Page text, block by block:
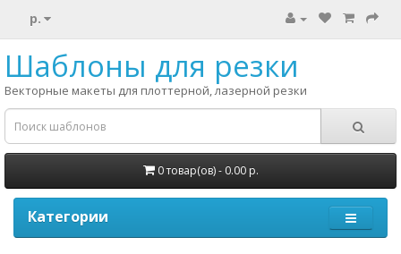
р.
Шаблоны для резки
Векторные макеты для плоттерной, лазерной резки
0 товар(ов) - 0.00 р.
Категории